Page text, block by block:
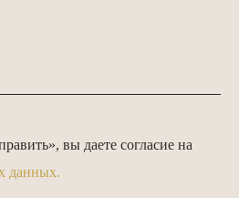
вы даете согласие на
данных.